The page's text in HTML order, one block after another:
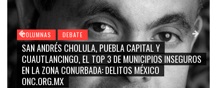
COLUMNAS DEBATE
GRACE PALOMARES, NAY SALVATORI, SERGIO
CARMEN SALINAS “LA CORCHOLATA”,
BLANCO, SILVIA PINAL: LA TRIVIALIZACIÓN Y
RIDICULIZACIÓN DE LA REPRESENTACIÓN